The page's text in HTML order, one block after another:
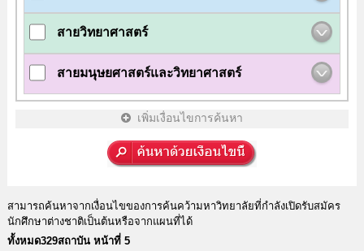
สายวิทยาศาสตร์
สายมนุษยศาสตร์และวิทยาศาสตร์
เพิ่มเงื่อนไขการค้นหา
สามารถค้นหาจากเงื่อนไขของการค้นคว้ามหาวิทยาลัยที่กำลังเปิดรับสมัคร
นักศึกษาต่างชาติเป็นต้นหรือจากแผนที่ได้
ทั้งหมด329สถาบัน หน้าที่ 5